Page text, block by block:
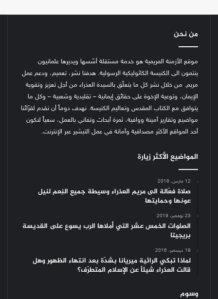
من نحن
موقع الأزمنة المريمية هو خدمة مستقلة أسّسها ويديرها علمانيون
ينتمون الى الكنيسة الكاثوليكية الرسولية. هدفنا نشر، تعميم، ودعم عمل
مريم. من خلال نشر كل ما يتعلّق بالسيدة العذراء من أجل تعزيز وتقوية
الإيمان، وتوعية الإخوة على حقائق إيمانية – تقليدية وشعبية – وكل ما
يتوافق مع الكتاب المقدس وتعاليم الكنيسة. نهدف دوماً أن نقدم لقرّائنا
مواضيع وتقارير أمينة ووافية، ثمرة أبحاث وتفاني بالعمل، سعياً لنكون
أحد المواقع الأكثر مصداقية وأمانة في عمل التبشير عبر الإنترنت.
المواضيع الأكثر زيارة
12 مارس، 2018
صلاة فعّالة الى مريم العذراء وسيطة جميع النِعم لنيل
عونها وحمايتها
23 نوفمبر، 2019
الصلوات الخمس عشر التي أملاها الرب يسوع على القديسة
بريجيتا
19 ديسمبر، 2016
لماذا تبكي الرائية ميريانا بشدّة بعد انتهاء الظهور وهل
قالت العذراء شيئاً عن الإسلام المتطرّف؟
وسوم